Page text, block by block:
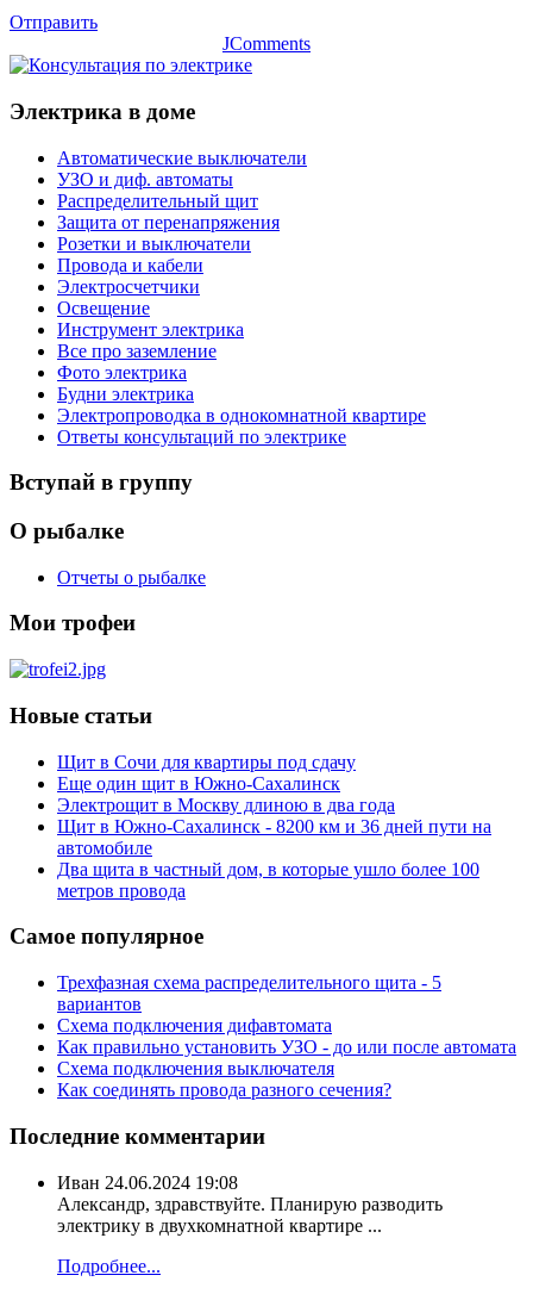
Отправить
JComments
Электрика в доме
Автоматические выключатели
УЗО и диф. автоматы
Распределительный щит
Защита от перенапряжения
Розетки и выключатели
Провода и кабели
Электросчетчики
Освещение
Инструмент электрика
Все про заземление
Фото электрика
Будни электрика
Электропроводка в однокомнатной квартире
Ответы консультаций по электрике
Вступай в группу
О рыбалке
Отчеты о рыбалке
Мои трофеи
Новые статьи
Щит в Сочи для квартиры под сдачу
Еще один щит в Южно-Сахалинск
Электрощит в Москву длиною в два года
Щит в Южно-Сахалинск - 8200 км и 36 дней пути на
автомобиле
Два щита в частный дом, в которые ушло более 100
метров провода
Самое популярное
Трехфазная схема распределительного щита - 5
вариантов
Схема подключения дифавтомата
Как правильно установить УЗО - до или после автомата
Схема подключения выключателя
Как соединять провода разного сечения?
Последние комментарии
Иван 24.06.2024 19:08
Александр, здравствуйте. Планирую разводить
электрику в двухкомнатной квартире ...
Подробнее...